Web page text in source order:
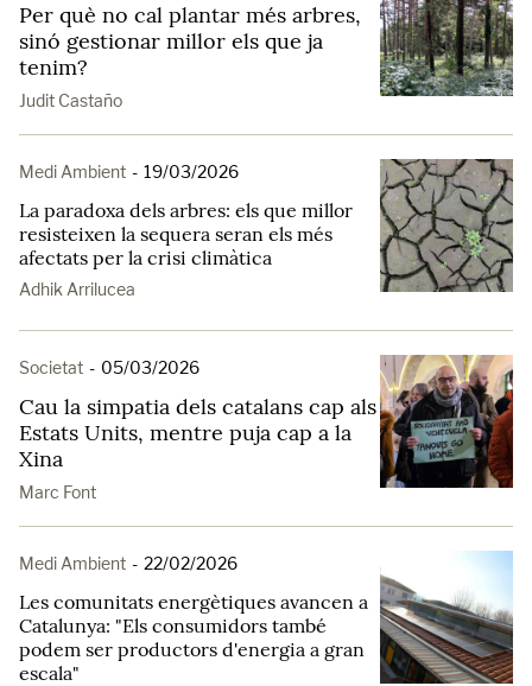
Per què no cal plantar més arbres,
sinó gestionar millor els que ja
tenim?
Judit Castaño
Medi Ambient - 19/03/2026
La paradoxa dels arbres: els que millor
resisteixen la sequera seran els més
afectats per la crisi climàtica
Adhik Arrilucea
Societat - 05/03/2026
Cau la simpatia dels catalans cap als
Estats Units, mentre puja cap a la
Xina
Marc Font
Medi Ambient - 22/02/2026
Les comunitats energètiques avancen a
Catalunya: "Els consumidors també
podem ser productors d'energia a gran
escala"